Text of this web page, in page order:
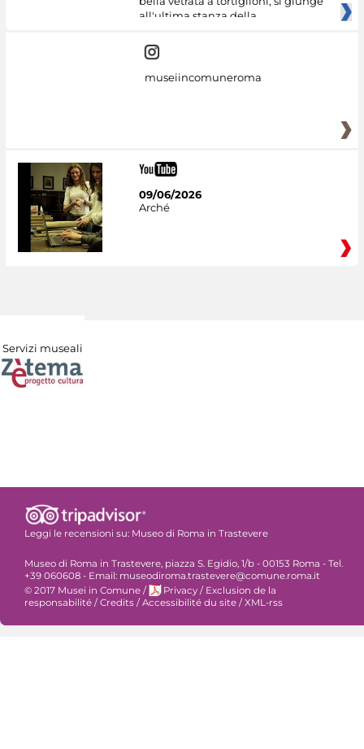
all'ultima stanza della
museiincomuneroma
09/06/2026
Arché
Servizi museali
Leggi le recensioni su: Museo di Roma in Trastevere
Museo di Roma in Trastevere, piazza S. Egidio, 1/b - 00153 Roma - Tel.
+39 060608 - Email: museodiroma.trastevere@comune.roma.it
© 2017 Musei in Comune / Privacy / Exclusion de la
responsabilité /Credits /Accessibilité du site /XML-rss